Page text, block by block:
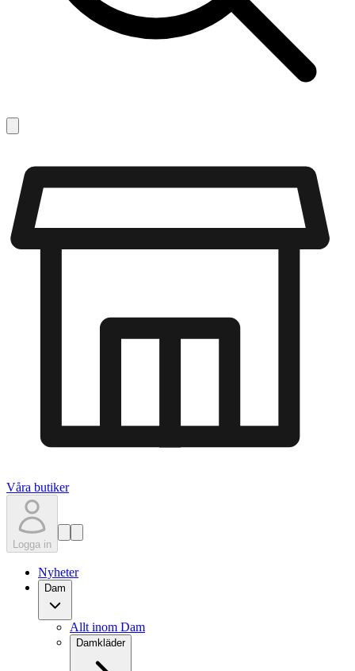
Våra butiker
Logga in
Nyheter
Dam
Allt inom Dam
Damkläder